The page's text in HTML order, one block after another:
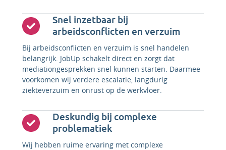
Snel inzetbaar bij
arbeidsconflicten en verzuim
Bij arbeidsconflicten en verzuim is snel handelen
belangrijk. JobUp schakelt direct en zorgt dat
mediationgesprekken snel kunnen starten. Daarmee
voorkomen wij verdere escalatie, langdurig
ziekteverzuim en onrust op de werkvloer.
Deskundig bij complexe
problematiek
Wij hebben ruime ervaring met complexe